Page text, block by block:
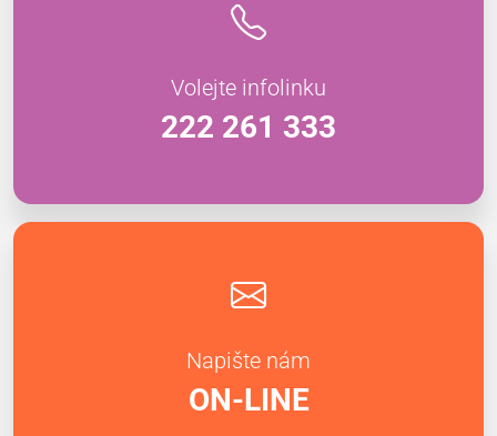
Volejte infolinku
222 261 333
Napište nám
ON-LINE